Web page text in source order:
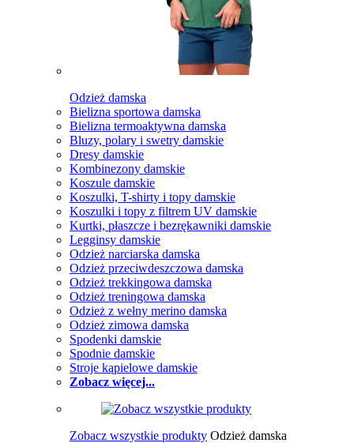
Odzież damska
Bielizna sportowa damska
Bielizna termoaktywna damska
Bluzy, polary i swetry damskie
Dresy damskie
Kombinezony damskie
Koszule damskie
Koszulki, T-shirty i topy damskie
Koszulki i topy z filtrem UV damskie
Kurtki, płaszcze i bezrękawniki damskie
Legginsy damskie
Odzież narciarska damska
Odzież przeciwdeszczowa damska
Odzież trekkingowa damska
Odzież treningowa damska
Odzież z wełny merino damska
Odzież zimowa damska
Spodenki damskie
Spodnie damskie
Stroje kąpielowe damskie
Zobacz więcej...
Zobacz wszystkie produkty Odzież damska